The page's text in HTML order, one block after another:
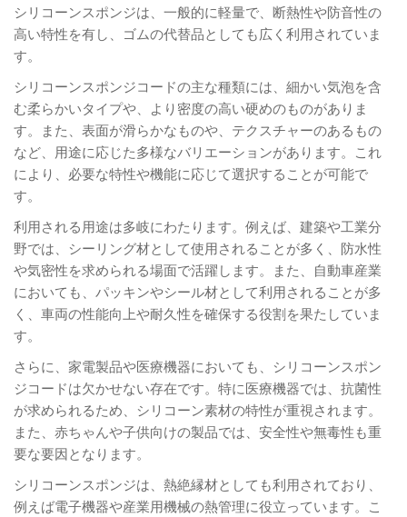
シリコーンスポンジは、一般的に軽量で、断熱性や防音性の
高い特性を有し、ゴムの代替品としても広く利用されていま
す。
シリコーンスポンジコードの主な種類には、細かい気泡を含
む柔らかいタイプや、より密度の高い硬めのものがありま
す。また、表面が滑らかなものや、テクスチャーのあるもの
など、用途に応じた多様なバリエーションがあります。これ
により、必要な特性や機能に応じて選択することが可能で
す。
利用される用途は多岐にわたります。例えば、建築や工業分
野では、シーリング材として使用されることが多く、防水性
や気密性を求められる場面で活躍します。また、自動車産業
においても、パッキンやシール材として利用されることが多
く、車両の性能向上や耐久性を確保する役割を果たしていま
す。
さらに、家電製品や医療機器においても、シリコーンスポン
ジコードは欠かせない存在です。特に医療機器では、抗菌性
が求められるため、シリコーン素材の特性が重視されます。
また、赤ちゃんや子供向けの製品では、安全性や無毒性も重
要な要因となります。
シリコーンスポンジは、熱絶縁材としても利用されており、
例えば電子機器や産業用機械の熱管理に役立っています。こ